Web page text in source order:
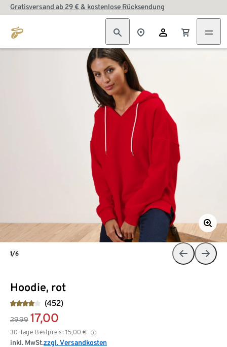
Gratisversand ab 29 € & kostenlose Rücksendung
Hoodie, rot
(452)
29,99 17,00
30-Tage-Bestpreis: 15,00 €
inkl. MwSt.zzgl. Versandkosten
1/6